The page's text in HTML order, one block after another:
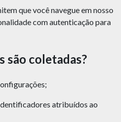
que você navegue em nosso
com autenticação para
são coletadas?
atribuídos ao